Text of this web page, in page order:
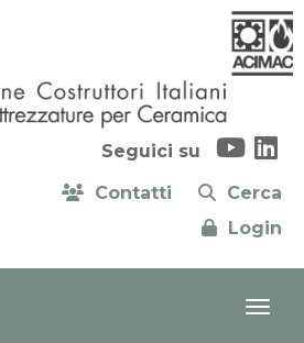
Seguici su
Contatti
Cerca
Login